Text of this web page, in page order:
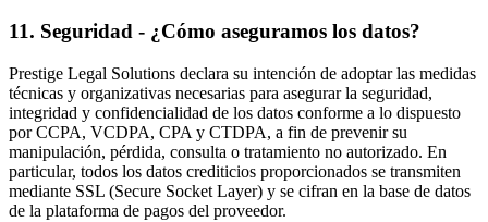
11. Seguridad - ¿Cómo aseguramos los datos?
Prestige Legal Solutions declara su intención de adoptar las medidas
técnicas y organizativas necesarias para asegurar la seguridad,
integridad y confidencialidad de los datos conforme a lo dispuesto
por CCPA, VCDPA, CPA y CTDPA, a fin de prevenir su
manipulación, pérdida, consulta o tratamiento no autorizado. En
particular, todos los datos crediticios proporcionados se transmiten
mediante SSL (Secure Socket Layer) y se cifran en la base de datos
de la plataforma de pagos del proveedor.